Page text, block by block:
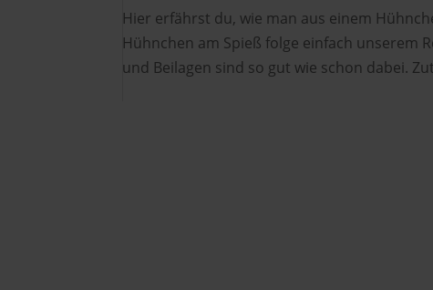
Hier erfährst du, wie man aus einem
Hühnchen am Spieß folge einfach unserem
und Beilagen sind so gut wie schon dabei.